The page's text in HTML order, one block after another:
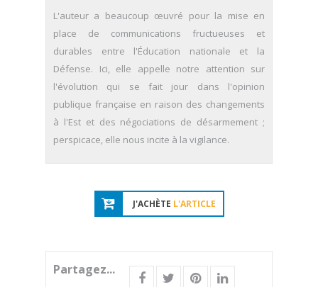
L'auteur a beaucoup œuvré pour la mise en
place de communications fructueuses et
durables entre l'Éducation nationale et la
Défense. Ici, elle appelle notre attention sur
l'évolution qui se fait jour dans l'opinion
publique française en raison des changements
à l'Est et des négociations de désarmement ;
perspicace, elle nous incite à la vigilance.
J'ACHÈTE L'ARTICLE
Partagez...